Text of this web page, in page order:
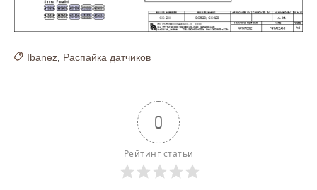
Ibanez Распайка датчиков
0
Рейтинг статьи